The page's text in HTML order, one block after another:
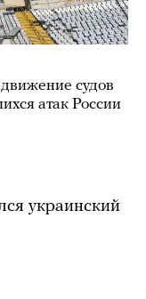
судов
атак России
украинский